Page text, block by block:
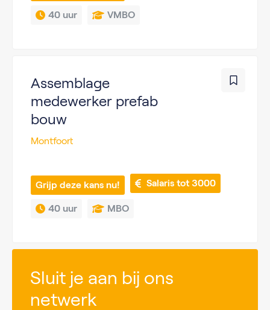
40 uur VMBO
Assemblage
medewerker prefab
bouw
Montfoort
Grijp deze kans nu! Salaris tot 3000
40 uur MBO
Sluit je aan bij ons
netwerk